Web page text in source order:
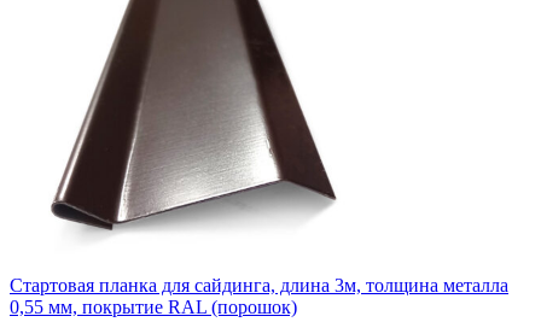
Стартовая планка для сайдинга, длина 3м, толщина металла
0,55 мм, покрытие RAL (порошок)